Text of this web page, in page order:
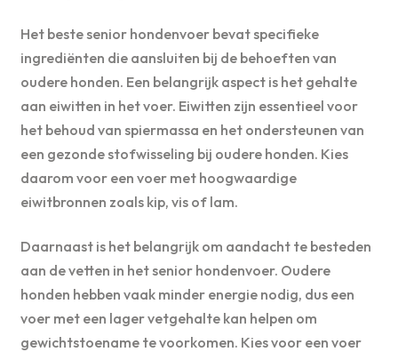
Het beste senior hondenvoer bevat specifieke
ingrediënten die aansluiten bij de behoeften van
oudere honden. Een belangrijk aspect is het gehalte
aan eiwitten in het voer. Eiwitten zijn essentieel voor
het behoud van spiermassa en het ondersteunen van
een gezonde stofwisseling bij oudere honden. Kies
daarom voor een voer met hoogwaardige
eiwitbronnen zoals kip, vis of lam.
Daarnaast is het belangrijk om aandacht te besteden
aan de vetten in het senior hondenvoer. Oudere
honden hebben vaak minder energie nodig, dus een
voer met een lager vetgehalte kan helpen om
gewichtstoename te voorkomen. Kies voor een voer